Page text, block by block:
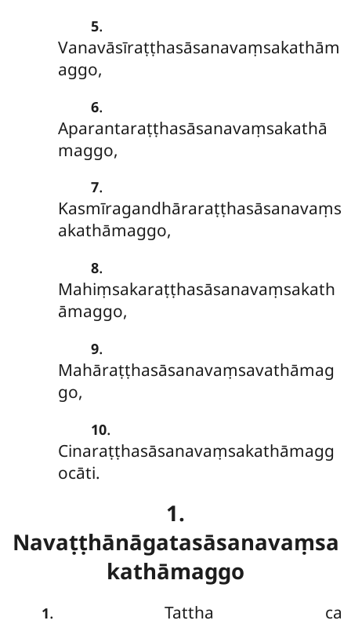
5.
Vanavāsīraṭṭhasāsanavaṃsakathām
aggo,
6.
Aparantaraṭṭhasāsanavaṃsakathā
maggo,
7.
Kasmīragandhāraraṭṭhasāsanavaṃs
akathāmaggo,
8.
Mahiṃsakaraṭṭhasāsanavaṃsakath
āmaggo,
9.
Mahāraṭṭhasāsanavaṃsavathāmag
go,
10.
Cinaraṭṭhasāsanavaṃsakathāmagg
ocāti.
1.
Navaṭṭhānāgatasāsanavaṃsa
kathāmaggo
1. Tattha ca